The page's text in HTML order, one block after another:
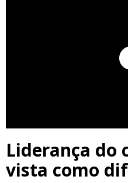
Liderança do
vista como